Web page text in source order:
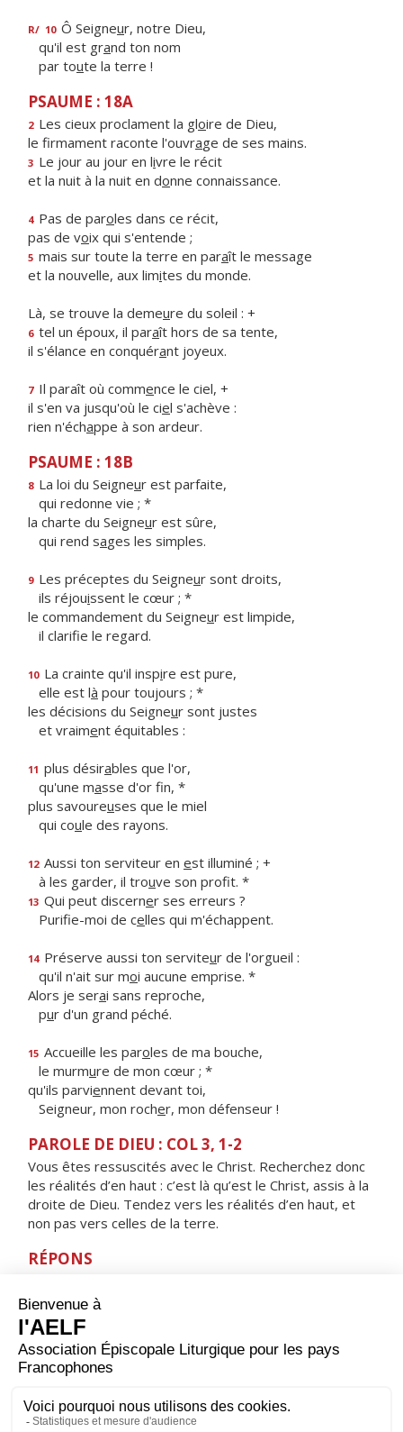
R/ 10 Ô Seigneur, notre Dieu,
qu'il est grand ton nom
par toute la terre !
PSAUME : 18A
2 Les cieux proclament la gloire de Dieu,
le firmament raconte l'ouvrage de ses mains.
3 Le jour au jour en livre le récit
et la nuit à la nuit en donne connaissance.
4 Pas de paroles dans ce récit,
pas de voix qui s'entende ;
5 mais sur toute la terre en paraît le message
et la nouvelle, aux limites du monde.
Là, se trouve la demeure du soleil : +
6 tel un époux, il paraît hors de sa tente,
il s'élance en conquérant joyeux.
7 Il paraît où commence le ciel, +
il s'en va jusqu'où le ciel s'achève :
rien n'échappe à son ardeur.
PSAUME : 18B
8 La loi du Seigneur est parfaite,
qui redonne vie ; *
la charte du Seigneur est sûre,
qui rend sages les simples.
9 Les préceptes du Seigneur sont droits,
ils réjouissent le cœur ; *
le commandement du Seigneur est limpide,
il clarife le regard.
10 La crainte qu'il inspire est pure,
elle est là pour toujours ; *
les décisions du Seigneur sont justes
et vraiment équitables :
11 plus désirables que l'or,
qu'une masse d'or fin, *
plus savoureuses que le miel
qui coule des rayons.
12 Aussi ton serviteur en est illuminé ; +
à les garder, il trouve son profit. *
13 Qui peut discerner ses erreurs ?
Purifie-moi de celles qui m'échappent.
14 Préserve aussi ton serviteur de l'orgueil :
qu'il n'ait sur moi aucune emprise. *
Alors je serai sans reproche,
pur d'un grand péché.
15 Accueille les paroles de ma bouche,
le murmure de mon cœur ; *
qu'ils parviennent devant toi,
Seigneur, mon rocher, mon défenseur !
PAROLE DE DIEU : COL 3, 1-2
Vous êtes ressuscités avec le Christ. Recherchez donc
les réalités d’en haut : c’est là qu’est le Christ, assis à la
droite de Dieu. Tendez vers les réalités d’en haut, et
non pas vers celles de la terre.
RÉPONS
Chantez un hymne à Dieu, alléluia.
ORAISON
Dieu qui élèves le Christ au-dessus de tout, ouvre-nous
à la joie et à l’action de grâce, car l’Ascension de ton Fils
son corps, il nous a précédés dans la gloire auprès de